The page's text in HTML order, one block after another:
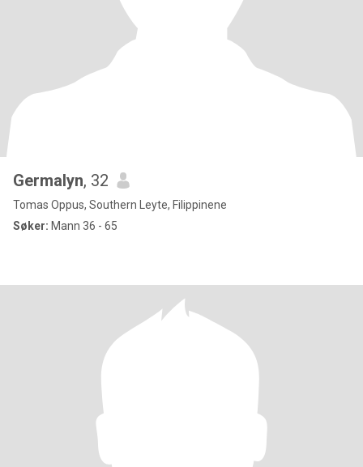
Germalyn, 32
Tomas Oppus, Southern Leyte, Filippinene
Søker: Mann 36 - 65